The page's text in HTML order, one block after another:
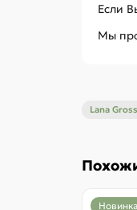
Если
Мы
Lana
Новинка